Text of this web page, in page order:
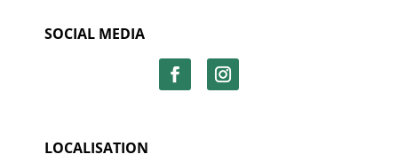
SOCIAL MEDIA
LOCALISATION